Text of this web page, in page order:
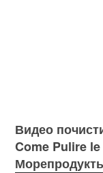
Видео
Come Pulire